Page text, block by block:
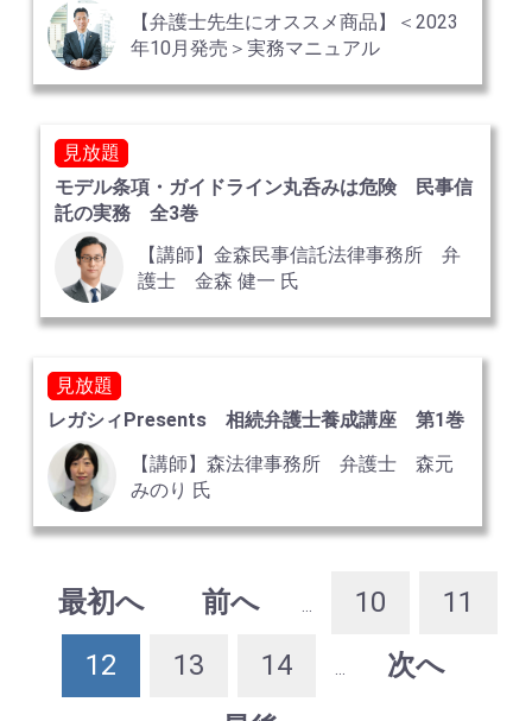
【弁護士先生にオススメ商品】＜2023
年10月発売＞実務マニュアル
見放題
モデル条項・ガイドライン丸呑みは危険 民事信
託の実務 全3巻
【講師】金森民事信託法律事務所 弁
護士 金森 健一 氏
見放題
レガシィPresents 相続弁護士養成講座 第1巻
【講師】森法律事務所 弁護士 森元
みのり 氏
最初へ 前へ 10
11
12
13 14
次へ